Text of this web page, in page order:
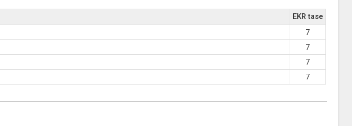
EKR tase
7
7
7
7